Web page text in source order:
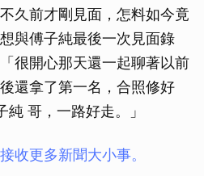
久前才剛見面，怎料如今竟
與傅子純最後一次見面錄
很開心那天還一起聊著以前
還拿了第一名，合照修好
哥，一路好走。」
收更多新聞大小事。